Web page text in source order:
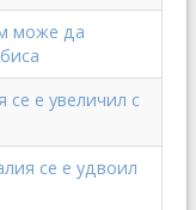
може да
се е увеличил с
се е удвоил